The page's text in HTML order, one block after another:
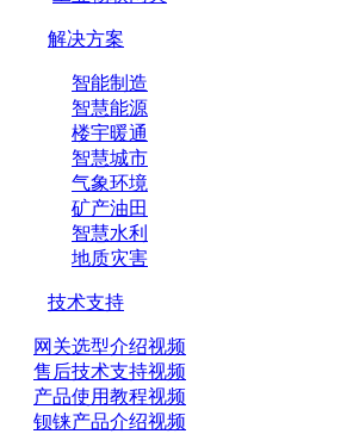
解决方案
智能制造
智慧能源
楼宇暖通
智慧城市
气象环境
矿产油田
智慧水利
地质灾害
技术支持
网关选型介绍视频
售后技术支持视频
产品使用教程视频
钡铼产品介绍视频